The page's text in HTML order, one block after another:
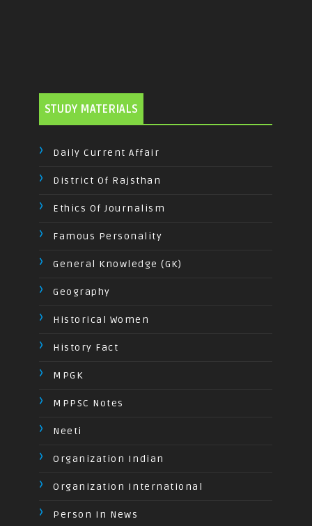
STUDY MATERIALS
Daily Current Affair
District Of Rajsthan
Ethics Of Journalism
Famous Personality
General Knowledge (GK)
Geography
Historical Women
History Fact
MPGK
MPPSC Notes
Neeti
Organization Indian
Organization International
Person In News